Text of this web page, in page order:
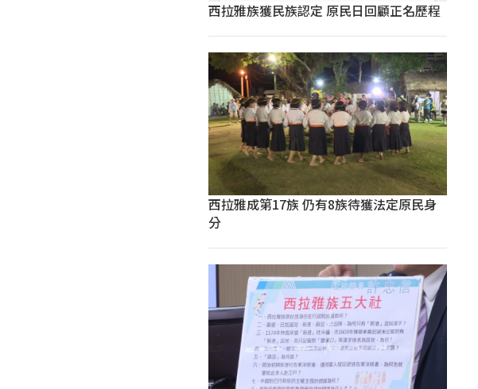
西拉雅族獲民族認定 原民日回顧正名歷程
西拉雅成第17族 仍有8族待獲法定原民身
分